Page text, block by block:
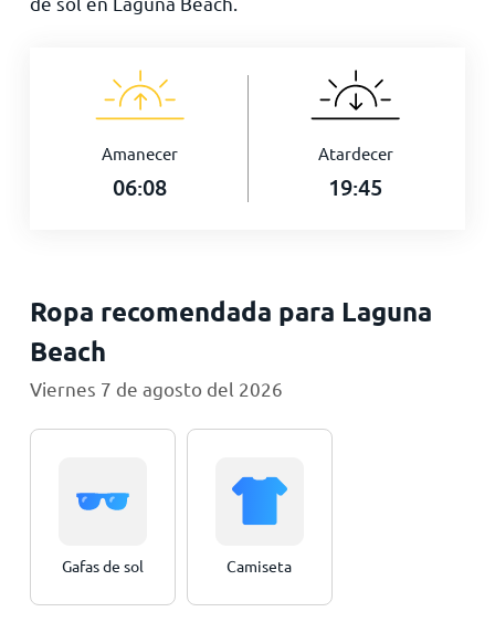
Amanecer
06:08
Atardecer
19:45
Ropa recomendada para Laguna
Beach
Viernes 7 de agosto del 2026
Gafas de sol Camiseta